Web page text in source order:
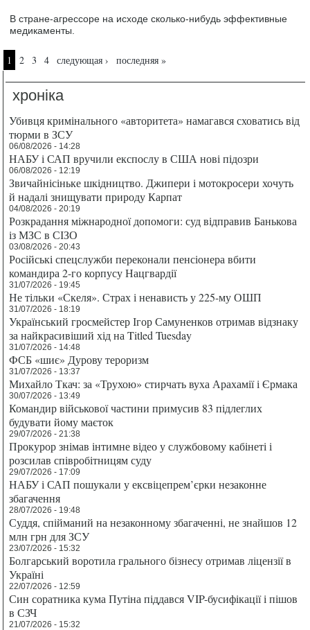
В стране-агрессоре на исходе сколько-нибудь эффективные
медикаменты.
Страницы
1 2 3 4 следующая › последняя »
хроніка
Убивця кримінального «авторитета» намагався сховатись від
тюрми в ЗСУ
06/08/2026 - 14:28
НАБУ і САП вручили експослу в США нові підозри
06/08/2026 - 12:19
Звичайнісіньке шкідництво. Джипери і мотокросери хочуть
й надалі знищувати природу Карпат
04/08/2026 - 20:19
Розкрадання міжнародної допомоги: суд відправив Банькова
із МЗС в СІЗО
03/08/2026 - 20:43
Російські спецслужби переконали пенсіонера вбити
командира 2-го корпусу Нацгвардії
31/07/2026 - 19:45
Не тільки «Скеля». Страх і ненависть у 225-му ОШП
31/07/2026 - 18:19
Український гросмейстер Ігор Самуненков отримав відзнаку
за найкрасивіший хід на Titled Tuesday
31/07/2026 - 14:48
ФСБ «шиє» Дурову тероризм
31/07/2026 - 13:37
Михайло Ткач: за «Трухою» стирчать вуха Арахамії і Єрмака
30/07/2026 - 13:49
Командир військової частини примусив 83 підлеглих
будувати йому маєток
29/07/2026 - 21:38
Прокурор знімав інтимне відео у службовому кабінеті і
розсилав співробітницям суду
29/07/2026 - 17:09
НАБУ і САП пошукали у ексвіцепрем’єрки незаконне
збагачення
28/07/2026 - 19:48
Суддя, спійманий на незаконному збагаченні, не знайшов 12
млн грн для ЗСУ
23/07/2026 - 15:32
Болгарський воротила грального бізнесу отримав ліцензії в
Україні
22/07/2026 - 12:59
Син соратника кума Путіна піддався VIP-бусифікації і пішов
в СЗЧ
21/07/2026 - 15:32